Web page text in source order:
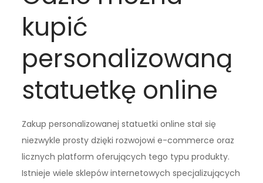
kupić
personalizowaną
statuetkę online
Zakup personalizowanej statuetki online stał się
niezwykle prosty dzięki rozwojowi e-commerce oraz
licznych platform oferujących tego typu produkty.
Istnieje wiele sklepów internetowych specjalizujących